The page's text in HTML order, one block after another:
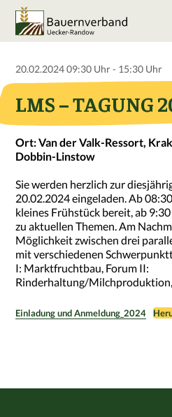
20.02.2024 09:30 Uhr - 15:30 Uhr
LMS – TAGUNG
Ort: Van der Valk-Ressort,
Dobbin-Linstow
Sie werden herzlich zur
20.02.2024 eingeladen. Ab
kleines Frühstück bereit, ab
zu aktuellen Themen. Am
Möglichkeit zwischen drei
mit verschiedenen
I: Marktfruchtbau, Forum II:
Rinderhaltung/
Einladung und Anmeldung_2024